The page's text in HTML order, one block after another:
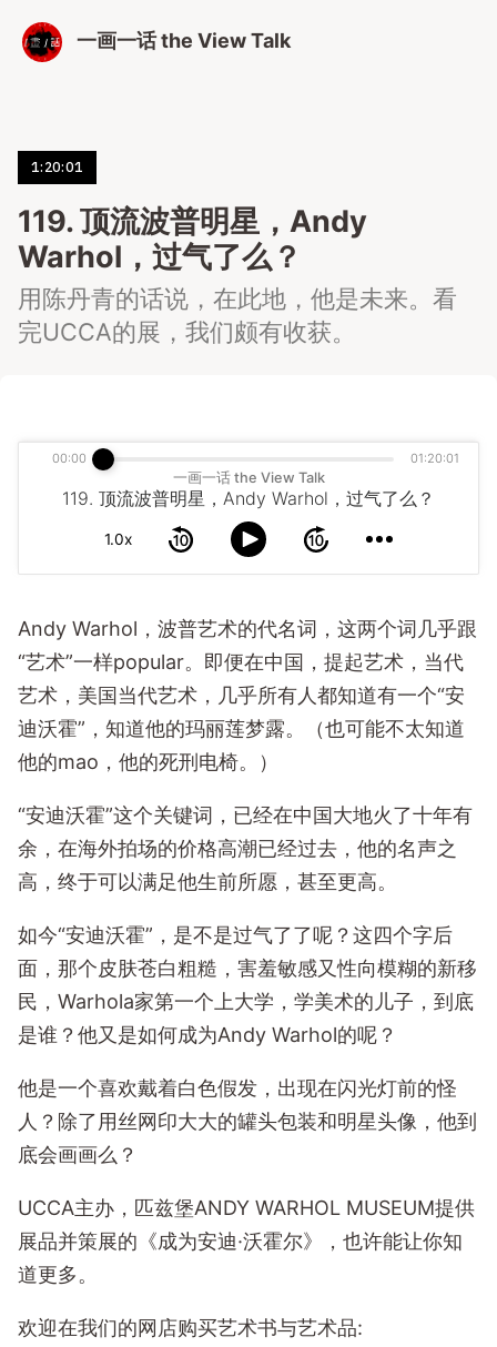
一画一话 the View Talk
1:20:01
119. 顶流波普明星，Andy
Warhol，过气了么？
用陈丹青的话说，在此地，他是未来。看
完UCCA的展，我们颇有收获。
一画一话 the View Talk
119. 顶流波普明星，Andy Warhol，过气了么？
1.0x
00:00 01:20:01
Andy Warhol，波普艺术的代名词，这两个词几乎跟
“艺术”一样popular。即便在中国，提起艺术，当代
艺术，美国当代艺术，几乎所有人都知道有一个“安
迪沃霍”，知道他的玛丽莲梦露。（也可能不太知道
他的mao，他的死刑电椅。）
“安迪沃霍”这个关键词，已经在中国大地火了十年有
余，在海外拍场的价格高潮已经过去，他的名声之
高，终于可以满足他生前所愿，甚至更高。
如今“安迪沃霍”，是不是过气了了呢？这四个字后
面，那个皮肤苍白粗糙，害羞敏感又性向模糊的新移
民，Warhola家第一个上大学，学美术的儿子，到底
是谁？他又是如何成为Andy Warhol的呢？
他是一个喜欢戴着白色假发，出现在闪光灯前的怪
人？除了用丝网印大大的罐头包装和明星头像，他到
底会画画么？
UCCA主办，匹兹堡ANDY WARHOL MUSEUM提供
展品并策展的《成为安迪·沃霍尔》，也许能让你知
道更多。
欢迎在我们的网店购买艺术书与艺术品: